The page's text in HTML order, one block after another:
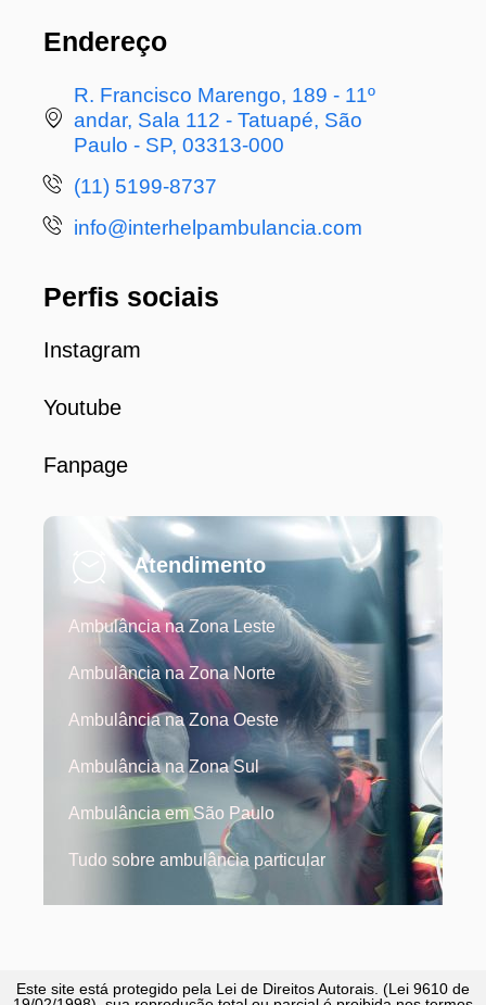
Endereço
R. Francisco Marengo, 189 - 11º
andar, Sala 112 - Tatuapé, São
Paulo - SP, 03313-000
(11) 5199-8737
info@interhelpambulancia.com
Perfis sociais
Instagram
Youtube
Fanpage
Atendimento
Ambulância na Zona Leste
Ambulância na Zona Norte
Ambulância na Zona Oeste
Ambulância na Zona Sul
Ambulância em São Paulo
Tudo sobre ambulância particular
Este site está protegido pela Lei de Direitos Autorais. (Lei 9610 de